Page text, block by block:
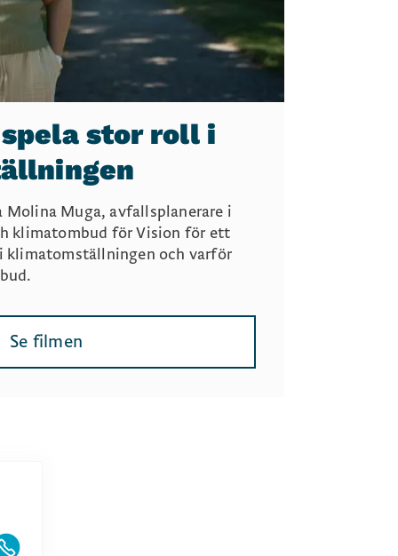
stor roll i
Molina Muga, avfallsplanerare i
klimatombud för Vision för ett
klimatomställningen och varför
Se filmen